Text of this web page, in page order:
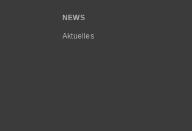
Hauptnavigation
NEWS
Aktuelles